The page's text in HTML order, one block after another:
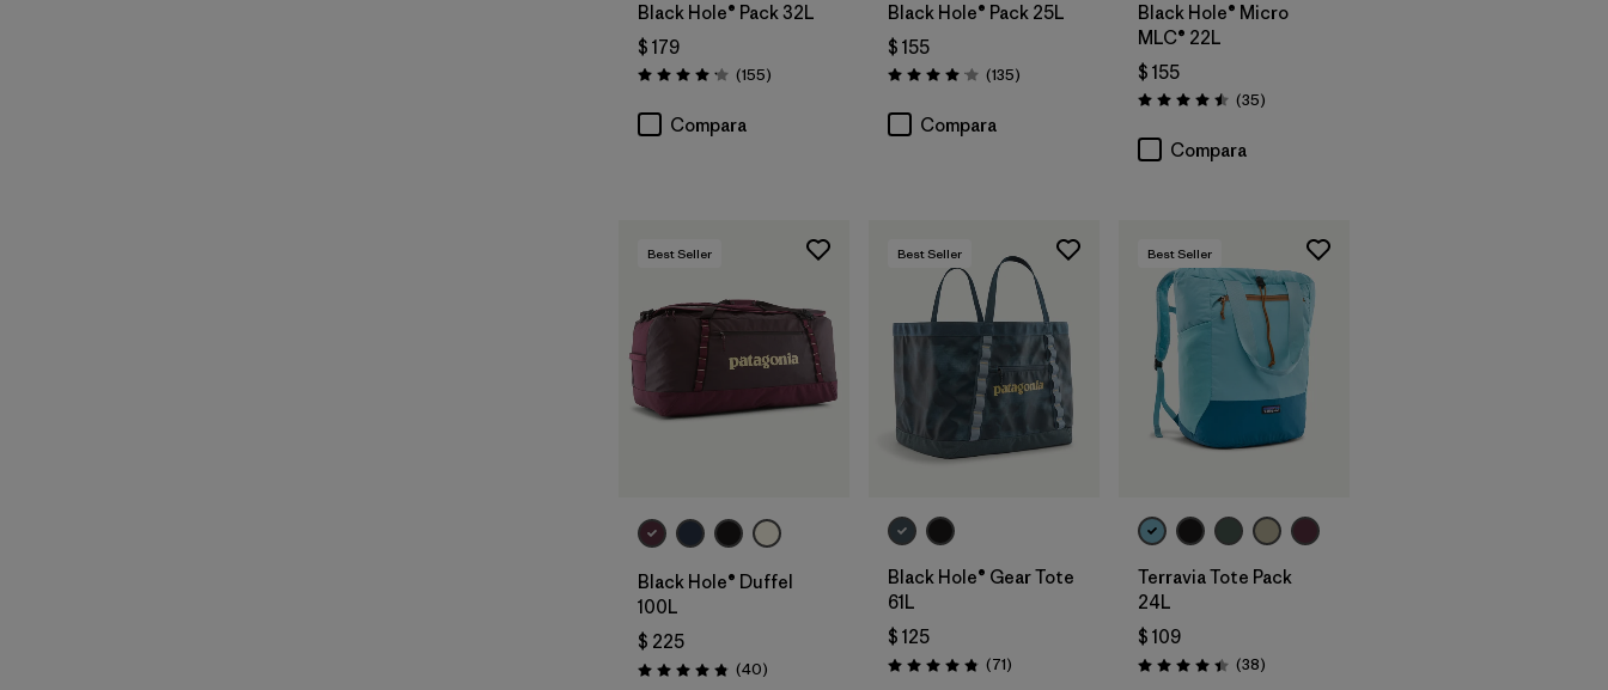
Black Hole® Pack 32L
$ 179
Valoración: 4.2 / 5
(155Comentarios
)
Compara
Black Hole® Pack 25L
$ 155
Valoración: 4.1 / 5
(135Comentarios
)
Compara
Black Hole® Micro
MLC® 22L
$ 155
Valoración: 4.5 / 5
(35Comentarios
)
Compara
Best Seller
Black Hole® Duffel
100L
$ 225
Valoración: 4.8 / 5
(40Comentarios
)
Agregar a la
Bolsa
Best Seller
Black Hole® Gear Tote
61L
$ 125
Valoración: 4.9 / 5
(71Comentarios
)
Agregar a la
Bolsa
Best Seller
Terravia Tote Pack
24L
$ 109
Valoración: 4.4 / 5
(38Comentarios
)